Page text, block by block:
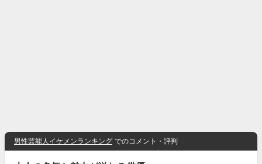
男性芸能人イケメンランキング でのコメント・評判